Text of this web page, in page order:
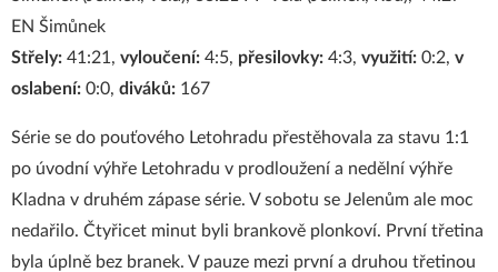
EN Šimůnek
Střely: 41:21, vyloučení: 4:5, přesilovky: 4:3, využití: 0:2, v
oslabení: 0:0, diváků: 167
Série se do pouťového Letohradu přestěhovala za stavu 1:1
po úvodní výhře Letohradu v prodloužení a nedělní výhře
Kladna v druhém zápase série. V sobotu se Jelenům ale moc
nedařilo. Čtyřicet minut byli brankově plonkoví. První třetina
byla úplně bez branek. V pauze mezi první a druhou třetinou